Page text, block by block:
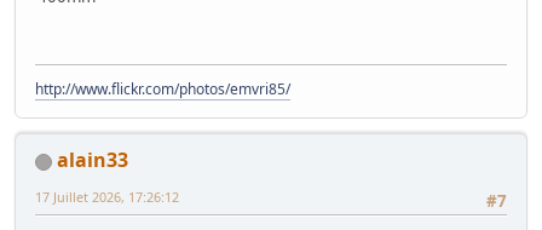
http://www.flickr.com/photos/emvri85/
alain33
#7
17 Juillet 2026, 17:26:12